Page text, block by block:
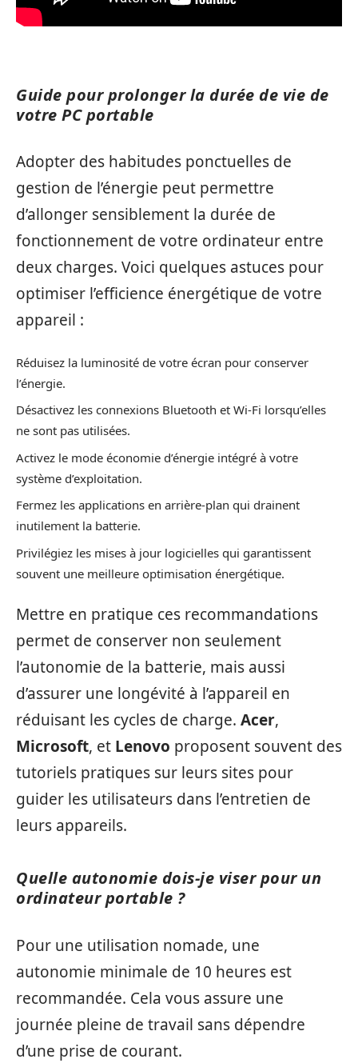
Guide pour prolonger la durée de vie de
votre PC portable
Adopter des habitudes ponctuelles de
gestion de l’énergie peut permettre
d’allonger sensiblement la durée de
fonctionnement de votre ordinateur entre
deux charges. Voici quelques astuces pour
optimiser l’efficience énergétique de votre
appareil :
Réduisez la luminosité de votre écran pour conserver
l’énergie.
Désactivez les connexions Bluetooth et Wi-Fi lorsqu’elles
ne sont pas utilisées.
Activez le mode économie d’énergie intégré à votre
système d’exploitation.
Fermez les applications en arrière-plan qui drainent
inutilement la batterie.
Privilégiez les mises à jour logicielles qui garantissent
souvent une meilleure optimisation énergétique.
Mettre en pratique ces recommandations
permet de conserver non seulement
l’autonomie de la batterie, mais aussi
d’assurer une longévité à l’appareil en
réduisant les cycles de charge. Acer,
Microsoft, et Lenovo proposent souvent des
tutoriels pratiques sur leurs sites pour
guider les utilisateurs dans l’entretien de
leurs appareils.
Quelle autonomie dois-je viser pour un
ordinateur portable ?
Pour une utilisation nomade, une
autonomie minimale de 10 heures est
recommandée. Cela vous assure une
journée pleine de travail sans dépendre
d’une prise de courant.